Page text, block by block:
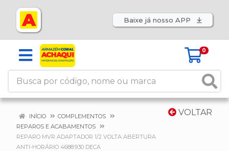
Baixe já nosso APP
0
VOLTAR
INÍCIO
COMPLEMENTOS
REPAROS E ACABAMENTOS
REPARO MVR ADAPTADOR 1/2 VOLTA ABERTURA
ANTI-HORÁRIO 4688.930 DECA